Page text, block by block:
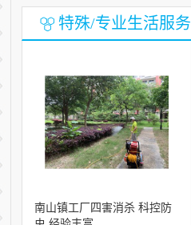
特殊/专业生活服务
南山镇工厂四害消杀 科控防